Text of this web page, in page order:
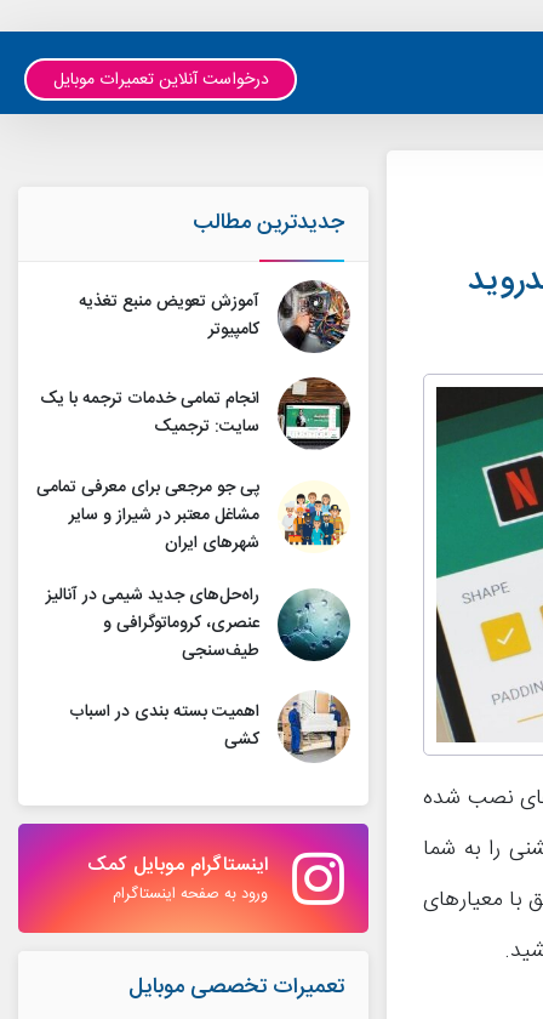
درخواست آنلاین تعمیرات موبایل
نصب شده
را به شما
با معیارهای
جدیدترین مطالب
آموزش تعویض منبع تغذیه
کامپیوتر
انجام تمامی خدمات ترجمه با یک
سایت: ترجمیک
پی جو مرجعی برای معرفی تمامی
مشاغل معتبر در شیراز و سایر
شهرهای ایران
راه‌حل‌های جدید شیمی در آنالیز
عنصری، کروماتوگرافی و
طیف‌سنجی
اهمیت بسته بندی در اسباب
کشی
اینستاگرام موبایل کمک
ورود به صفحه اینستاگرام
تعمیرات تخصصی موبایل